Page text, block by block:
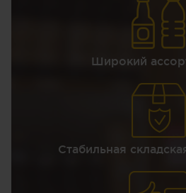
Широкий
Стабильная